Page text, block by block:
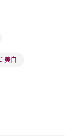
美白